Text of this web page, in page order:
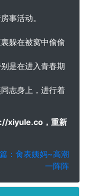
事活动。
躲在被窝中偷偷
是在进入青春期
志身上，进行着
xiyule.co，重新
：肏表姨妈~高潮
一阵阵